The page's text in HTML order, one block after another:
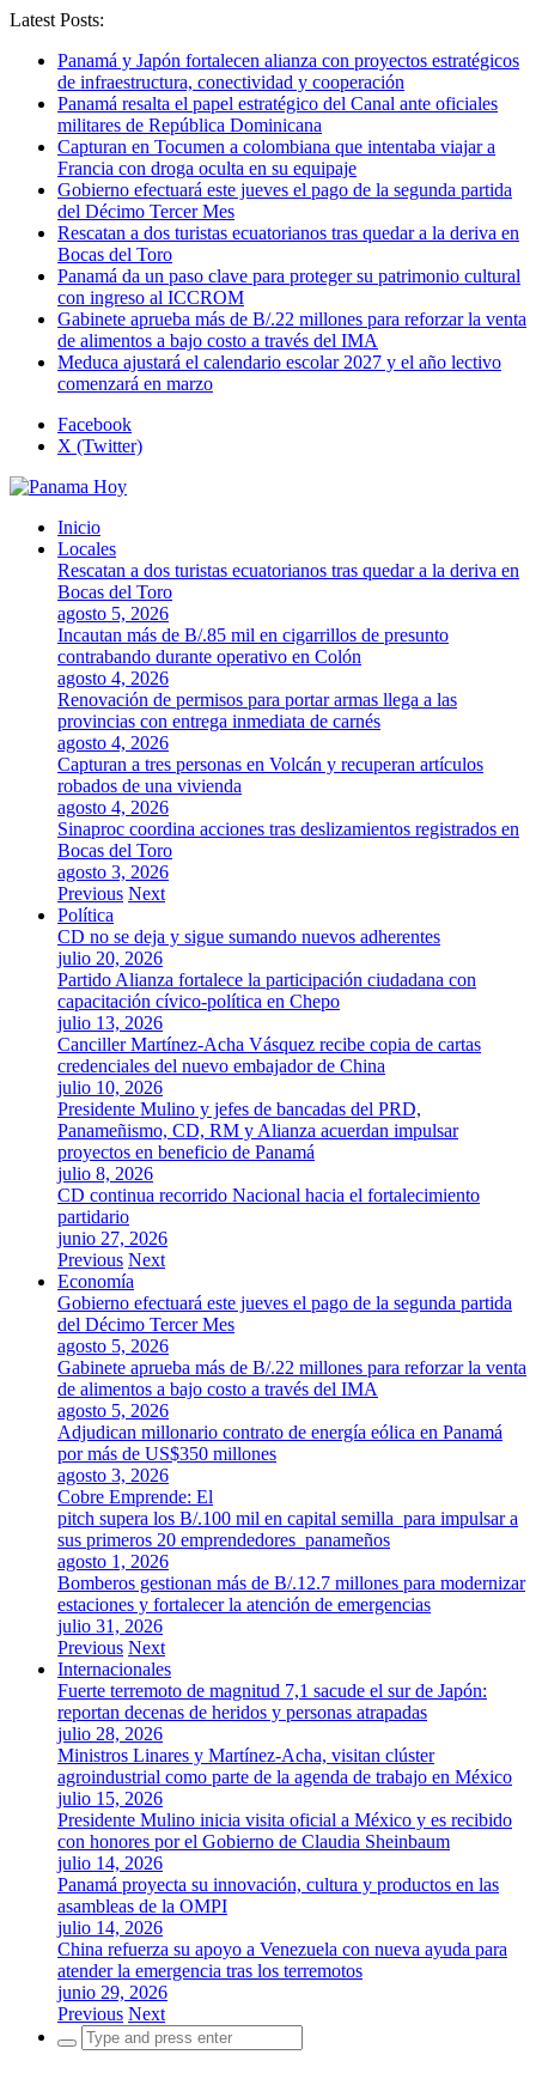
Latest Posts:
Panamá y Japón fortalecen alianza con proyectos estratégicos
de infraestructura, conectividad y cooperación
Panamá resalta el papel estratégico del Canal ante oficiales
militares de República Dominicana
Capturan en Tocumen a colombiana que intentaba viajar a
Francia con droga oculta en su equipaje
Gobierno efectuará este jueves el pago de la segunda partida
del Décimo Tercer Mes
Rescatan a dos turistas ecuatorianos tras quedar a la deriva en
Bocas del Toro
Panamá da un paso clave para proteger su patrimonio cultural
con ingreso al ICCROM
Gabinete aprueba más de B/.22 millones para reforzar la venta
de alimentos a bajo costo a través del IMA
Meduca ajustará el calendario escolar 2027 y el año lectivo
comenzará en marzo
Facebook
X (Twitter)
Inicio
Locales
Rescatan a dos turistas ecuatorianos tras quedar a la deriva en
Bocas del Toro
agosto 5, 2026
Incautan más de B/.85 mil en cigarrillos de presunto
contrabando durante operativo en Colón
agosto 4, 2026
Renovación de permisos para portar armas llega a las
provincias con entrega inmediata de carnés
agosto 4, 2026
Capturan a tres personas en Volcán y recuperan artículos
robados de una vivienda
agosto 4, 2026
Sinaproc coordina acciones tras deslizamientos registrados en
Bocas del Toro
agosto 3, 2026
Previous Next
Política
CD no se deja y sigue sumando nuevos adherentes
julio 20, 2026
Partido Alianza fortalece la participación ciudadana con
capacitación cívico-política en Chepo
julio 13, 2026
Canciller Martínez-Acha Vásquez recibe copia de cartas
credenciales del nuevo embajador de China
julio 10, 2026
Presidente Mulino y jefes de bancadas del PRD,
Panameñismo, CD, RM y Alianza acuerdan impulsar
proyectos en beneficio de Panamá
julio 8, 2026
CD continua recorrido Nacional hacia el fortalecimiento
partidario
junio 27, 2026
Previous Next
Economía
Gobierno efectuará este jueves el pago de la segunda partida
del Décimo Tercer Mes
agosto 5, 2026
Gabinete aprueba más de B/.22 millones para reforzar la venta
de alimentos a bajo costo a través del IMA
agosto 5, 2026
Adjudican millonario contrato de energía eólica en Panamá
por más de US$350 millones
agosto 3, 2026
Cobre Emprende: El
pitch supera los B/.100 mil en capital semilla para impulsar a
sus primeros 20 emprendedores panameños
agosto 1, 2026
Bomberos gestionan más de B/.12.7 millones para modernizar
estaciones y fortalecer la atención de emergencias
julio 31, 2026
Previous Next
Internacionales
Fuerte terremoto de magnitud 7,1 sacude el sur de Japón:
reportan decenas de heridos y personas atrapadas
julio 28, 2026
Ministros Linares y Martínez-Acha, visitan clúster
agroindustrial como parte de la agenda de trabajo en México
julio 15, 2026
Presidente Mulino inicia visita oficial a México y es recibido
con honores por el Gobierno de Claudia Sheinbaum
julio 14, 2026
Panamá proyecta su innovación, cultura y productos en las
asambleas de la OMPI
julio 14, 2026
China refuerza su apoyo a Venezuela con nueva ayuda para
atender la emergencia tras los terremotos
junio 29, 2026
Previous Next
Search
for: